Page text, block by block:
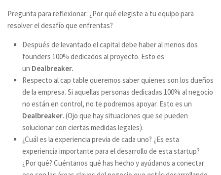
Pregunta para reflexionar: ¿Por qué elegiste a tu equipo para
resolver el desafío que enfrentas?
Después de levantado el capital debe haber al menos dos
founders 100% dedicados al proyecto. Esto es
un Dealbreaker.
Respecto al cap table queremos saber quienes son los dueños
de la empresa. Si aquellas personas dedicadas 100% al negocio
no están en control, no te podremos apoyar. Esto es un
Dealbreaker. (Ojo que hay situaciones que se pueden
solucionar con ciertas medidas legales).
¿Cuál es la experiencia previa de cada uno? ¿Es esta
experiencia importante para el desarrollo de esta startup?
¿Por qué? Cuéntanos qué has hecho y ayúdanos a conectar